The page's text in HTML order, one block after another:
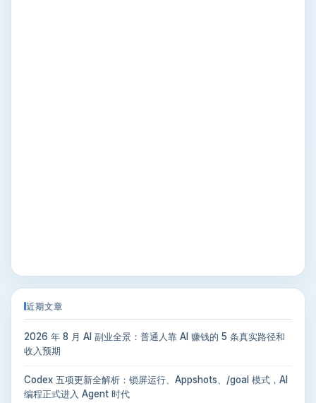
近期文章
2026 年 8 月 AI 副业全景：普通人靠 AI 赚钱的 5 条真实路径和
收入预期
Codex 五项更新全解析：锁屏运行、Appshots、/goal 模式，AI
编程正式进入 Agent 时代